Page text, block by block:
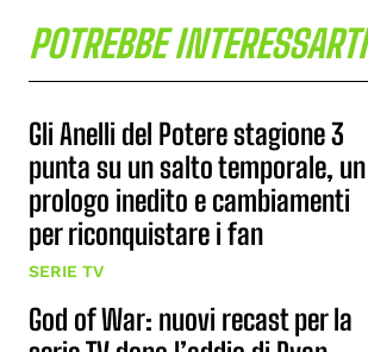
POTREBBE INTERESSARTI
Gli Anelli del Potere stagione 3
punta su un salto temporale, un
prologo inedito e cambiamenti
per riconquistare i fan
SERIE TV
God of War: nuovi recast per la